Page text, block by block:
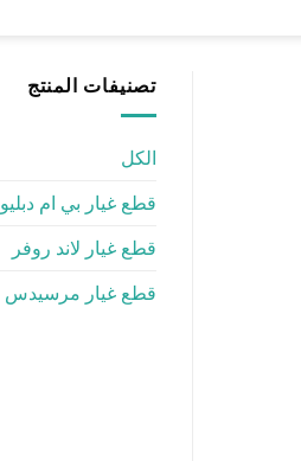
تصنيفات المنتج
الكل
قطع غيار بي ام دبليو
قطع غيار لاند روفر
قطع غيار مرسيدس